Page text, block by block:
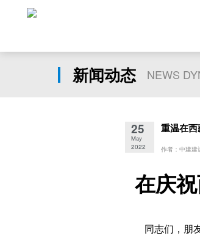
新闻动态 NEWS
25
May
2022
重温在
作者：中建
在庆
同志们，朋友